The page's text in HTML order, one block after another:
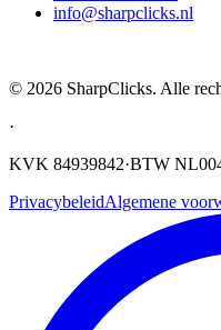
info@sharpclicks.nl
© 2026 SharpClicks. Alle
·
KVK 84939842·BTW
PrivacybeleidAlgemene